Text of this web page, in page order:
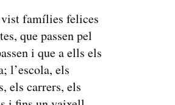
famílies felices
que passen pel
i que a ells els
l’escola, els
els carrers, els